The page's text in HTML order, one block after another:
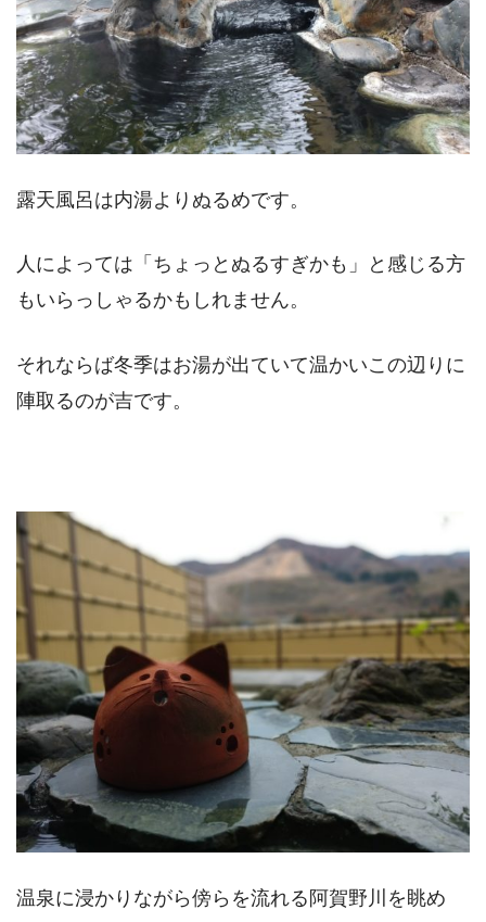
露天風呂は内湯よりぬるめです。
人によっては「ちょっとぬるすぎかも」と感じる方
もいらっしゃるかもしれません。
それならば冬季はお湯が出ていて温かいこの辺りに
陣取るのが吉です。
温泉に浸かりながら傍らを流れる阿賀野川を眺め